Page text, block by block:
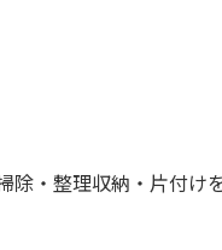
・整理収納・片付